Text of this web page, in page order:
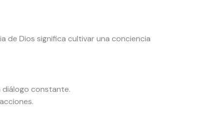
de Dios significa cultivar una conciencia
diálogo constante.